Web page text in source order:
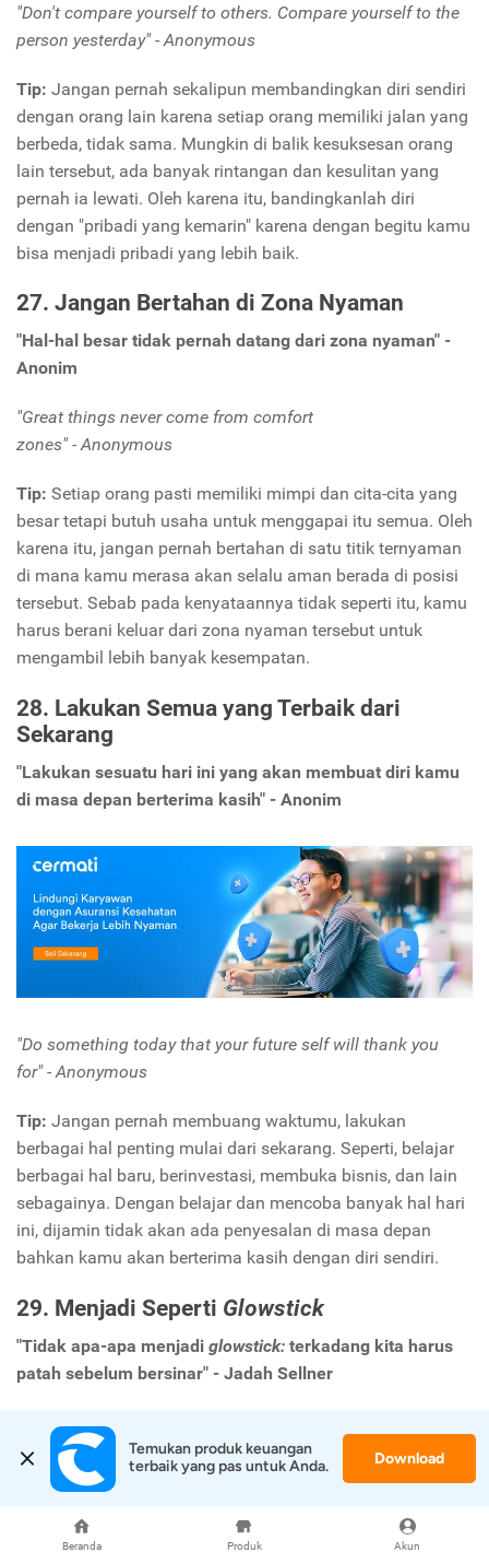
Beranda Produk Akun
"Don't compare yourself to others. Compare yourself to the
person yesterday" - Anonymous
Tip: Jangan pernah sekalipun membandingkan diri sendiri
dengan orang lain karena setiap orang memiliki jalan yang
berbeda, tidak sama. Mungkin di balik kesuksesan orang
lain tersebut, ada banyak rintangan dan kesulitan yang
pernah ia lewati. Oleh karena itu, bandingkanlah diri
dengan "pribadi yang kemarin" karena dengan begitu kamu
bisa menjadi pribadi yang lebih baik.
27. Jangan Bertahan di Zona Nyaman
"Hal-hal besar tidak pernah datang dari zona nyaman" -
Anonim
"Great things never come from comfort
zones"- Anonymous
Tip: Setiap orang pasti memiliki mimpi dan cita-cita yang
besar tetapi butuh usaha untuk menggapai itu semua. Oleh
karena itu, jangan pernah bertahan di satu titik ternyaman
di mana kamu merasa akan selalu aman berada di posisi
tersebut. Sebab pada kenyataannya tidak seperti itu, kamu
harus berani keluar dari zona nyaman tersebut untuk
mengambil lebih banyak kesempatan.
28. Lakukan Semua yang Terbaik dari
Sekarang
"Lakukan sesuatu hari ini yang akan membuat diri kamu
di masa depan berterima kasih" - Anonim
"Do something today that your future self will thank you
for" - Anonymous
Tip: Jangan pernah membuang waktumu, lakukan
berbagai hal penting mulai dari sekarang. Seperti, belajar
berbagai hal baru, berinvestasi, membuka bisnis, dan lain
sebagainya. Dengan belajar dan mencoba banyak hal hari
ini, dijamin tidak akan ada penyesalan di masa depan
bahkan kamu akan berterima kasih dengan diri sendiri.
29. Menjadi Seperti Glowstick
"Tidak apa-apa menjadi glowstick: terkadang kita harus
patah sebelum bersinar" - Jadah Sellner
"It's okay to be glowstick: Sometimes we have to break
before we shine" - Jadah Sellner
Glowstick
dahulu. Dalam hidup sering kali kamu merasa hilang arah
jika memiliki banyak masalah tetapi tidak apa, semua itu
Temukan produk keuangan
terbaik yang pas untuk Anda.
Download